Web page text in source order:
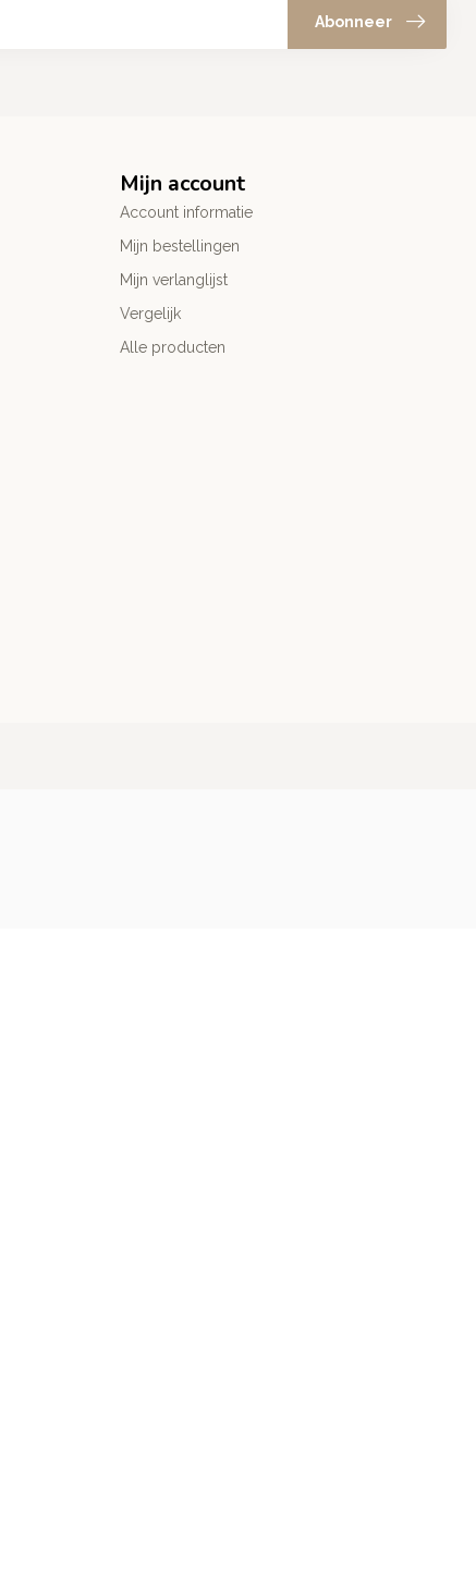
Abonneer
Mijn account
Account informatie
Mijn bestellingen
Mijn verlanglijst
Vergelijk
Alle producten